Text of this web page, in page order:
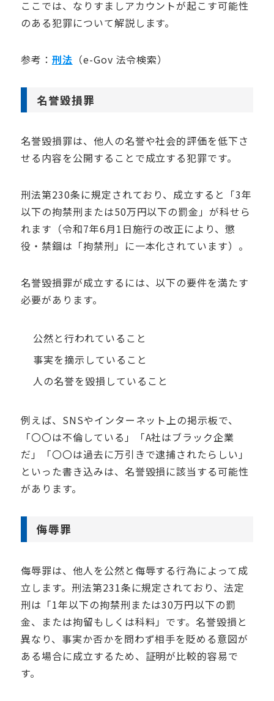
ここでは、なりすましアカウントが起こす可能性
のある犯罪について解説します。
参考： 刑法 （e-Gov 法令検索）
名誉毀損罪
名誉毀損罪は、他人の名誉や社会的評価を低下さ
せる内容を公開することで成立する犯罪です。
刑法第230条に規定されており、成立すると「3年
以下の拘禁刑または50万円以下の罰金」が科せら
れます（令和7年6月1日施行の改正により、懲
役・禁錮は「拘禁刑」に一本化されています）。
名誉毀損罪が成立するには、以下の要件を満たす
必要があります。
公然と行われていること
事実を摘示していること
人の名誉を毀損していること
例えば、SNSやインターネット上の掲示板で、
「〇〇は不倫している」「A社はブラック企業
だ」「〇〇は過去に万引きで逮捕されたらしい」
といった書き込みは、名誉毀損に該当する可能性
があります。
侮辱罪
侮辱罪は、他人を公然と侮辱する行為によって成
立します。刑法第231条に規定されており、法定
刑は「1年以下の拘禁刑または30万円以下の罰
金、または拘留もしくは科料」です。名誉毀損と
異なり、事実か否かを問わず相手を貶める意図が
ある場合に成立するため、証明が比較的容易で
す。